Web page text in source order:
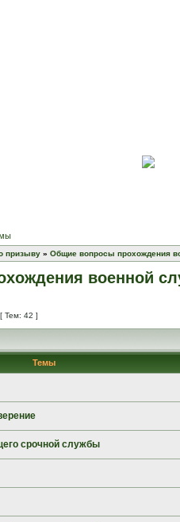
призыву » Общие вопросы прохождения
военной
[ Тем: 42 ]
Темы
срочной службы